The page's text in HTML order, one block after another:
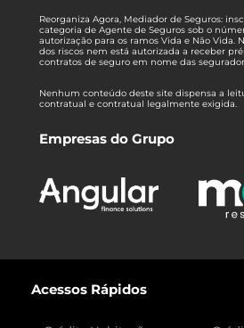
Reorganiza Agora, Mediador de Seguros:
categoria de Agente de Seguros sob o
autorização para os ramos Vida e Não Vida.
dos riscos nem está autorizada a receber
contratos de seguro em nome das
Nenhum conteúdo deste site dispensa a
contratual e contratual legalmente exigida.
Empresas do Grupo
Acessos Rápidos